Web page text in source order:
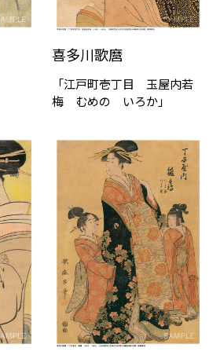
喜多川歌麿
「江⼾町壱丁目 玉屋内若
梅 むめの いろか」